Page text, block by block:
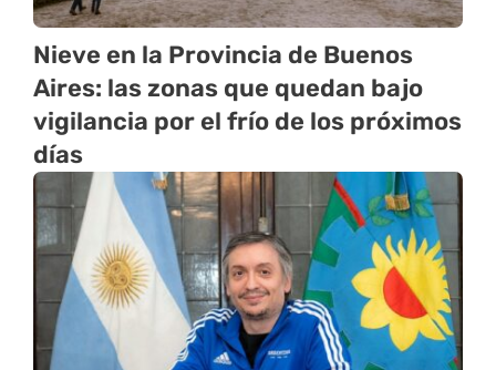
Nieve en la Provincia de Buenos
Aires: las zonas que quedan bajo
vigilancia por el frío de los próximos
días